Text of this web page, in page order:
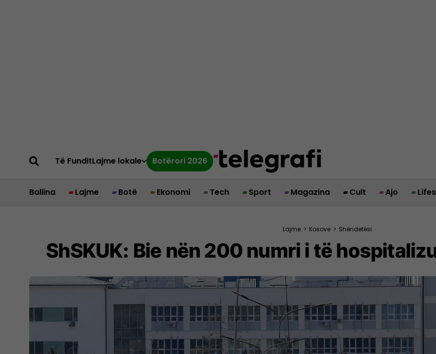
Të FunditLajme lokale Botërori 2026
Ballina Lajme Botë Ekonomi Tech Sport Magazina Cult Ajo
Lajme > Kosove > Shëndetësi
ShSKUK: Bie nën 200 numri i të